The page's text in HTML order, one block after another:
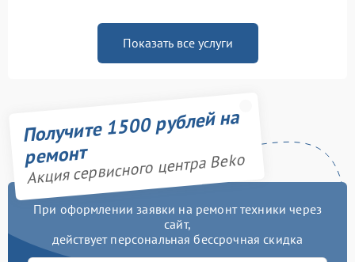
Показать все услуги
Получите 1500 рублей на
ремонт
Акция сервисного центра Beko
При оформлении заявки на ремонт техники через
сайт,
действует персональная бессрочная скидка